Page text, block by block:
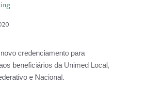
credenciamento para
beneficiários da Unimed Local,
e Nacional.